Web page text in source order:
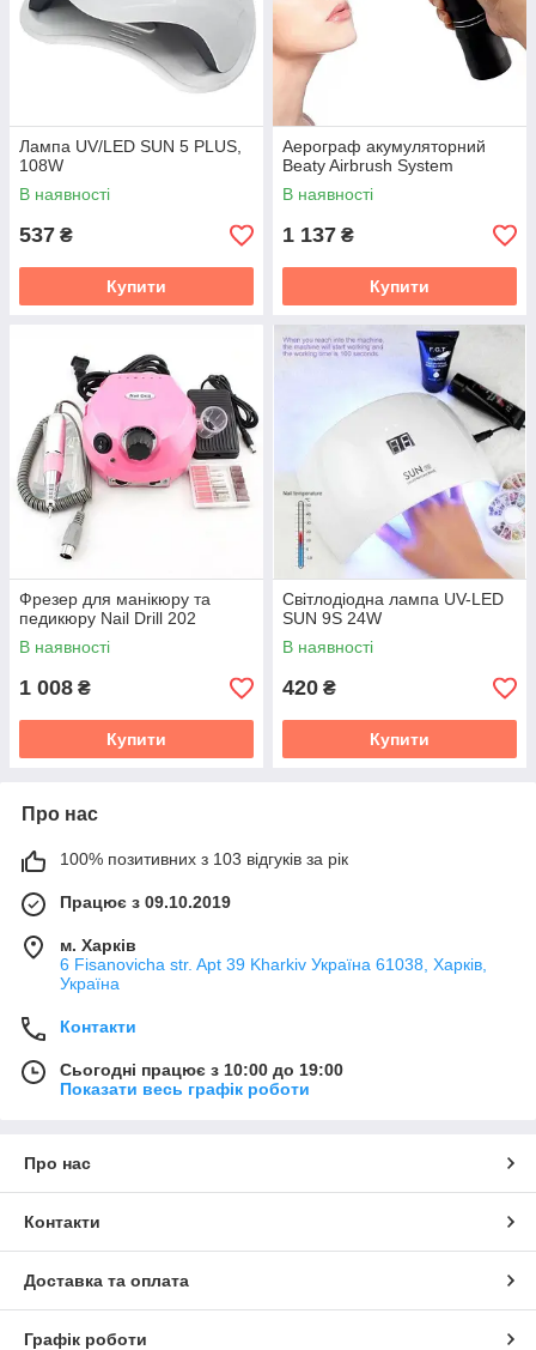
Лампа UV/LED SUN 5 PLUS,
108W
В наявності
537 ₴
Купити
Аерограф акумуляторний
Beaty Airbrush System
В наявності
1 137 ₴
Купити
Фрезер для манікюру та
педикюру Nail Drill 202
В наявності
1 008 ₴
Купити
Світлодіодна лампа UV-LED
SUN 9S 24W
В наявності
420 ₴
Купити
Про нас
100% позитивних з 103 відгуків за рік
Працює з 09.10.2019
м. Харків
6 Fisanovicha str. Apt 39 Kharkiv Україна 61038, Харків,
Україна
Контакти
Сьогодні працює з 10:00 до 19:00
Показати весь графік роботи
Про нас
Контакти
Доставка та оплата
Графік роботи